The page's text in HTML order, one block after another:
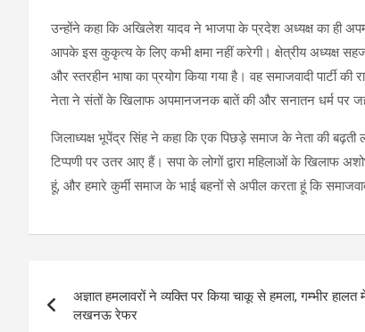
उन्होंने कहा कि अखिलेश यादव ने भाजपा के प्रदेश अध्यक्ष का ही
आपके इस कुकृत्य के लिए कभी क्षमा नहीं करेगी। क्षेत्रीय अध्यक्ष
और स्तरहीन भाषा का प्रयोग किया गया है। वह समाजवादी पार्टी
नेता ने संतों के खिलाफ अपमानजनक बातें की और सनातन धर्म पर
जिलाध्यक्ष भूपेंद्र सिंह ने कहा कि एक पिछड़े समाज के नेता की बढ़ती
टिप्पणी पर उतर आए हैं। सपा के लोगों द्वारा महिलाओं के खिलाफ
हूं, और हमारे कुर्मी समाज के भाई बहनों से अपील करता हूं कि
navigation
अज्ञात हमलावरों ने व्यक्ति पर किया चाकू से हमला, गम्भीर हालत
लखनऊ रेफर